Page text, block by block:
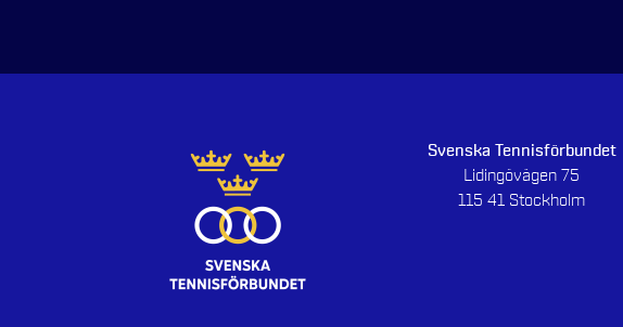
Svenska Tennisförbundet
Lidingövägen 75
115 41 Stockholm